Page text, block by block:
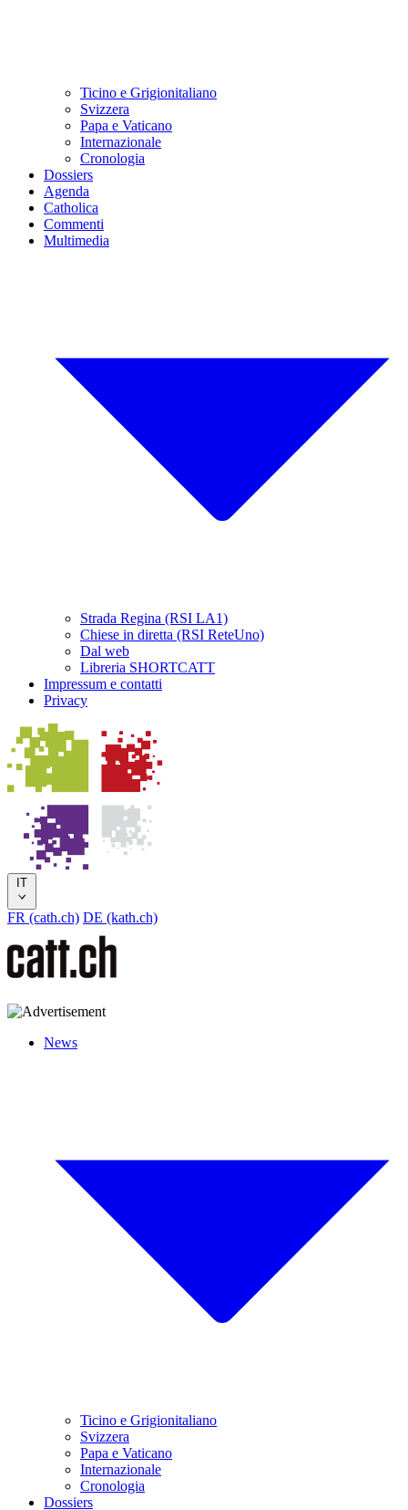
Ticino e Grigionitaliano
Svizzera
Papa e Vaticano
Internazionale
Cronologia
Dossiers
Agenda
Catholica
Commenti
Multimedia
Strada Regina (RSI LA1)
Chiese in diretta (RSI ReteUno)
Dal web
Libreria SHORTCATT
Impressum e contatti
Privacy
IT
FR (cath.ch) DE (kath.ch)
News
Ticino e Grigionitaliano
Svizzera
Papa e Vaticano
Internazionale
Cronologia
Dossiers